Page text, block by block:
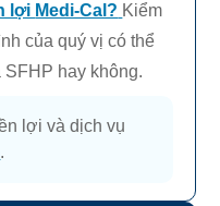
lợi Medi-Cal? Kiểm
của quý vị có thể
SFHP hay không.
lợi và dịch vụ
.